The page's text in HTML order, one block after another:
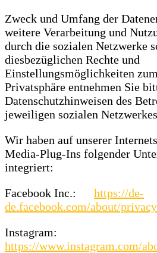
Zweck und Umfang der
weitere Verarbeitung und
durch die sozialen Netzwerke
diesbezüglichen Rechte und
Einstellungsmöglichkeiten
Privatsphäre entnehmen Sie
Datenschutzhinweisen des
jeweiligen sozialen
Wir haben auf unserer
Media-Plug-Ins folgender
integriert:
Facebook Inc.: https://de-
de.facebook.com/about/privacy
Instagram:
https://www.instagram.com/